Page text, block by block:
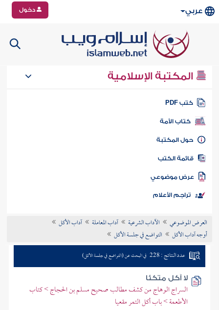
عربي دخول
المكتبة الإسلامية
كتب PDF
كتاب الأمة
المكتبة
الكتب
موضوعي
تراجم الأعلام
العرض الموضوعي الآداب الشرعية آداب المعاملة
آداب الأكل
أوجه آداب الأكل
التواضع في جلسة الأكل
عدد النتائج : 228 في البحث عن (التواضع في جلسة الأكل)
لا آكل متكئا
السراج الوهاج من كشف مطالب صحيح مسلم بن الحجاج > كتاب
الأطعمة > باب أكل التمر مقعيا